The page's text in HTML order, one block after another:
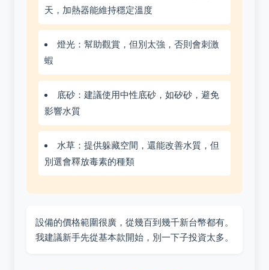
天，加熱器能維持穩定溫度
燈光：幫助觀賞，但別太強，否則會刺激
蝦
底砂：建議使用中性底砂，如矽砂，避免
影響水質
水草：提供躲藏空間，還能改善水質，但
別選會釋放毒素的種類
設備的價格範圍很廣，從幾百到幾千新台幣都有。
我建議新手先從基本款開始，別一下子投資太多。